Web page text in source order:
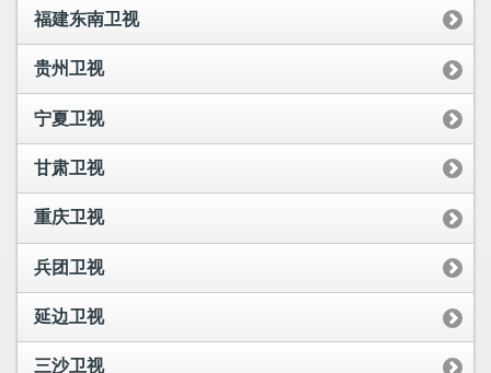
福建东南卫视
贵州卫视
宁夏卫视
甘肃卫视
重庆卫视
兵团卫视
延边卫视
三沙卫视